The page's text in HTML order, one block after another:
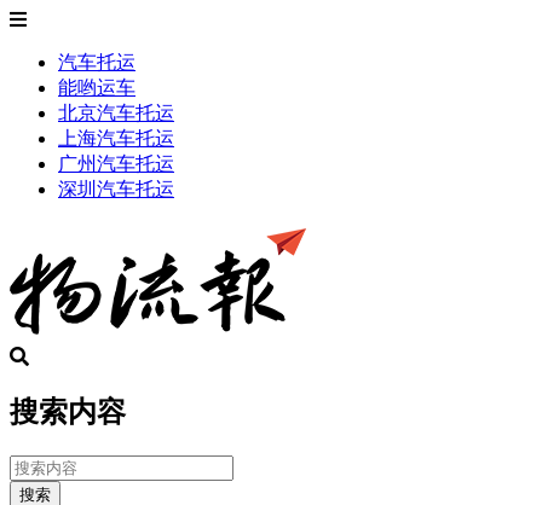
汽车托运
能哟运车
北京汽车托运
上海汽车托运
广州汽车托运
深圳汽车托运
搜索内容
搜索